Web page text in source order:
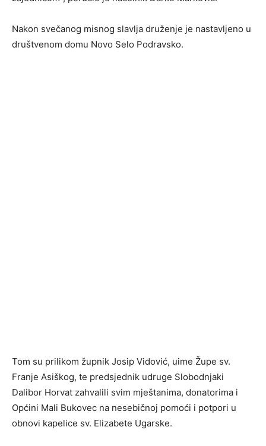
Nakon svečanog misnog slavlja druženje je nastavljeno u
društvenom domu Novo Selo Podravsko.
Tom su prilikom župnik Josip Vidović, uime Župe sv.
Franje Asiškog, te predsjednik udruge Slobodnjaki
Dalibor Horvat zahvalili svim mještanima, donatorima i
Općini Mali Bukovec na nesebičnoj pomoći i potpori u
obnovi kapelice sv. Elizabete Ugarske.